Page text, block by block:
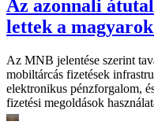
Az azonnali
lettek a
Az MNB jelentése szerint
mobiltárcás fizetések
elektronikus pénzforgalom,
fizetési megoldások